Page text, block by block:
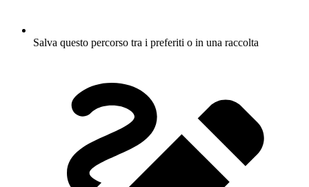
Salva questo percorso tra i preferiti o in una raccolta